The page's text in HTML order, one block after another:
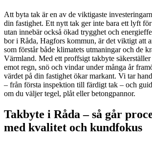
Att byta tak är en av de viktigaste
din fastighet. Ett nytt tak ger inte bara ett lyft för
utan innebär också ökad trygghet och
bor i Råda, Hagfors kommun, är det viktigt att
som förstår både klimatets utmaningar och de
Värmland. Med ett proffsigt takbyte
emot regn, snö och vindar under många år
värdet på din fastighet ökar markant. Vi tar
– från första inspektion till färdigt tak – och
om du väljer tegel, plåt eller betongpannor.
Takbyte i Råda – så går
med kvalitet och kundfokus